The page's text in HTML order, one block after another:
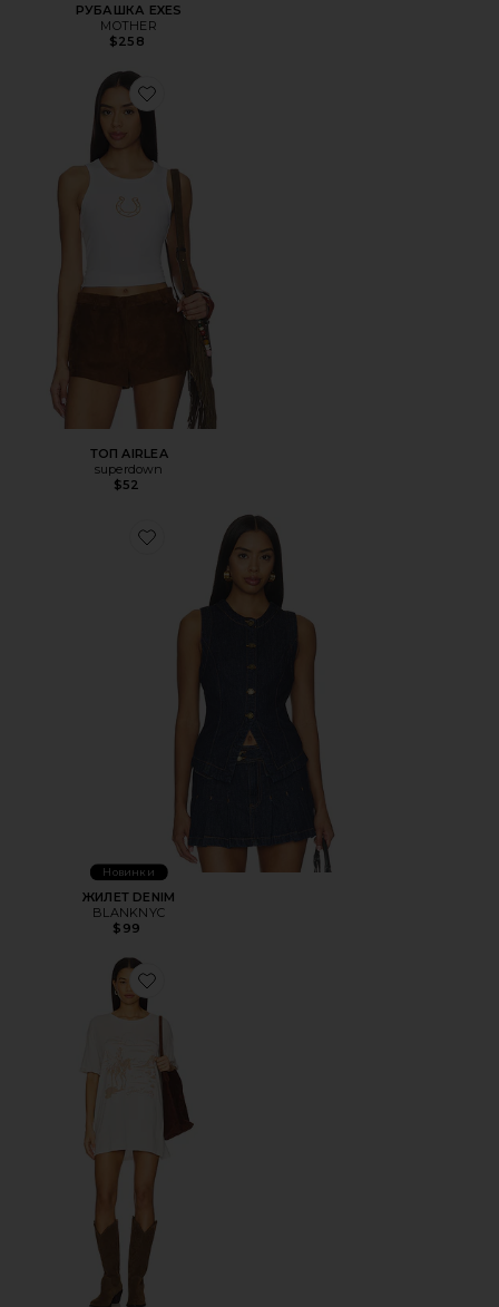
РУБАШКА EXES
MOTHER
$258
Favorite ТОП AIRLEA
ТОП AIRLEA
superdown
$52
Favorite ЖИЛЕТ DENIM
Новинки
ЖИЛЕТ DENIM
BLANKNYC
$99
Favorite ФУТБОЛКА С РИСУНКОМ GONE COUNTRY